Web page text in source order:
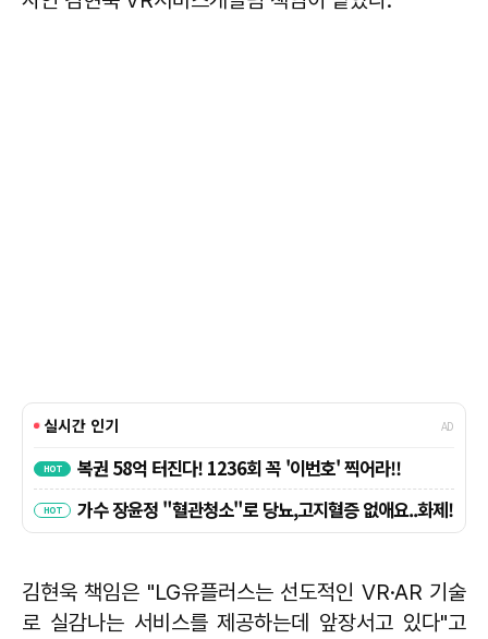
김현욱 책임은 "LG유플러스는 선도적인 VR·AR 기술
로 실감나는 서비스를 제공하는데 앞장서고 있다"고